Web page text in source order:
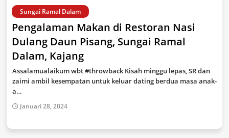
Sungai Ramal Dalam
Pengalaman Makan di Restoran Nasi
Dulang Daun Pisang, Sungai Ramal
Dalam, Kajang
Assalamualaikum wbt #throwback Kisah minggu lepas, SR dan
zaimi ambil kesempatan untuk keluar dating berdua masa anak-
a…
Januari 28, 2024